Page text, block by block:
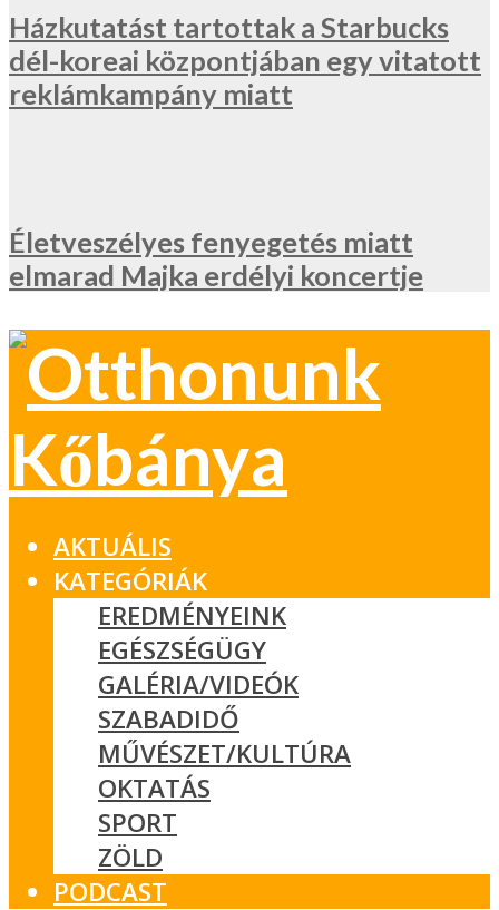
Házkutatást tartottak a Starbucks
dél-koreai központjában egy vitatott
reklámkampány miatt
Életveszélyes fenyegetés miatt
elmarad Majka erdélyi koncertje
AKTUÁLIS
KATEGÓRIÁK
EREDMÉNYEINK
EGÉSZSÉGÜGY
GALÉRIA/VIDEÓK
SZABADIDŐ
MŰVÉSZET/KULTÚRA
OKTATÁS
SPORT
ZÖLD
PODCAST